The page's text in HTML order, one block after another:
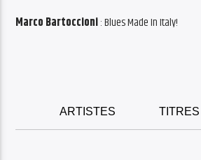
Marco Bartoccioni: Blues Made In Italy!
ARTISTES TITRES